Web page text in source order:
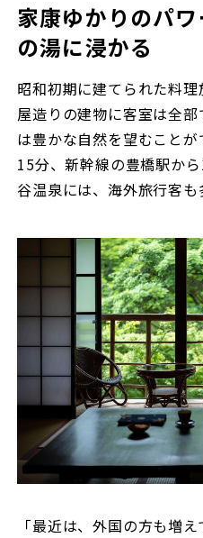
家康ゆかりのパ
の湯に浸かる
昭和初期に建てられた料
屋造りの建物に客室は全
は豊かな自然を望むこと
15分、新幹線の豊橋駅か
谷温泉には、海外旅行客も
「最近は、外国の方も増